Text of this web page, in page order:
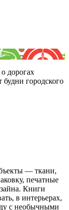
дорогах
городского
— ткани,
печатные
Книги
в интерьерах,
с необычными